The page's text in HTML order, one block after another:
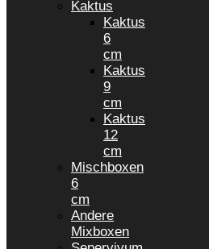
Kaktus
Kaktus
6
cm
Kaktus
9
cm
Kaktus
12
cm
Mischboxen
6
cm
Andere
Mixboxen